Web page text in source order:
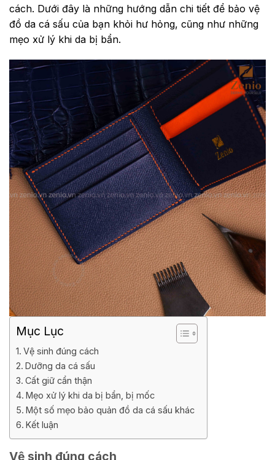
cách. Dưới đây là những hướng dẫn chi tiết để bảo vệ
đồ da cá sấu của bạn khỏi hư hỏng, cũng như những
mẹo xử lý khi da bị bẩn.
Mục Lục
Vệ sinh đúng cách
Dưỡng da cá sấu
Cất giữ cẩn thận
Mẹo xử lý khi da bị bẩn, bị mốc
Một số mẹo bảo quản đồ da cá sấu khác
Kết luận
Vệ sinh đúng cách